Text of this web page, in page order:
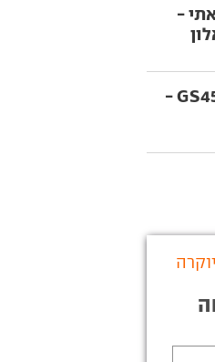
-
לקסוס GS450h -